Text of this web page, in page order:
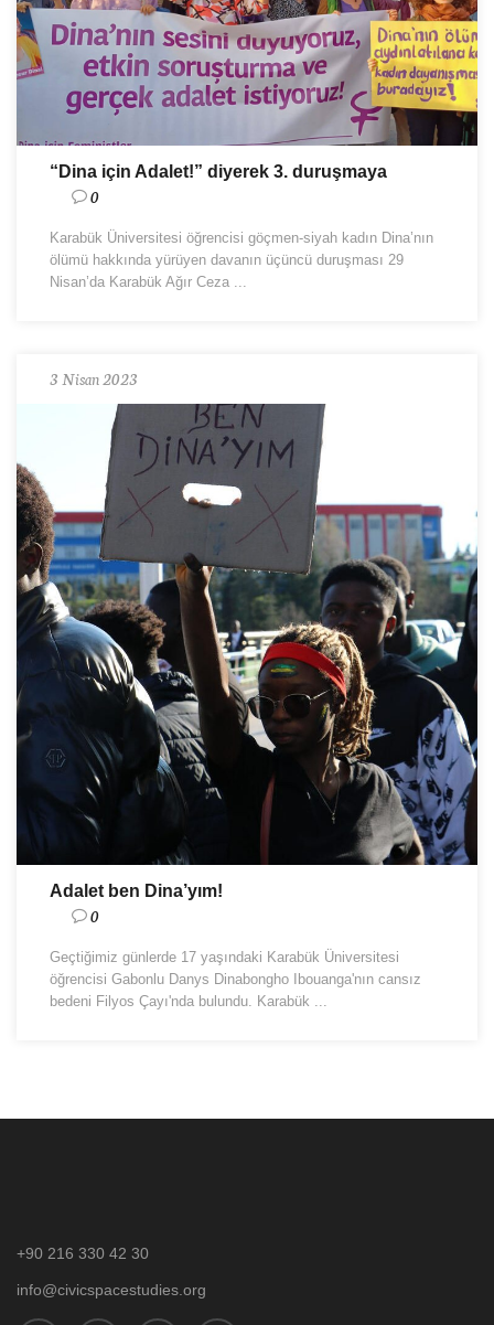
“Dina için Adalet!” diyerek 3. duruşmaya
0
Karabük Üniversitesi öğrencisi göçmen-siyah kadın Dina’nın
ölümü hakkında yürüyen davanın üçüncü duruşması 29
Nisan’da Karabük Ağır Ceza ...
3 Nisan 2023
Adalet ben Dina’yım!
0
Geçtiğimiz günlerde 17 yaşındaki Karabük Üniversitesi
öğrencisi Gabonlu Danys Dinabongho Ibouanga'nın cansız
bedeni Filyos Çayı'nda bulundu. Karabük ...
+90 216 330 42 30
info@civicspacestudies.org